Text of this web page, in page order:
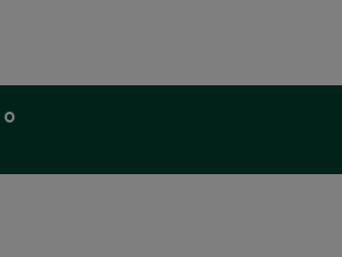
0